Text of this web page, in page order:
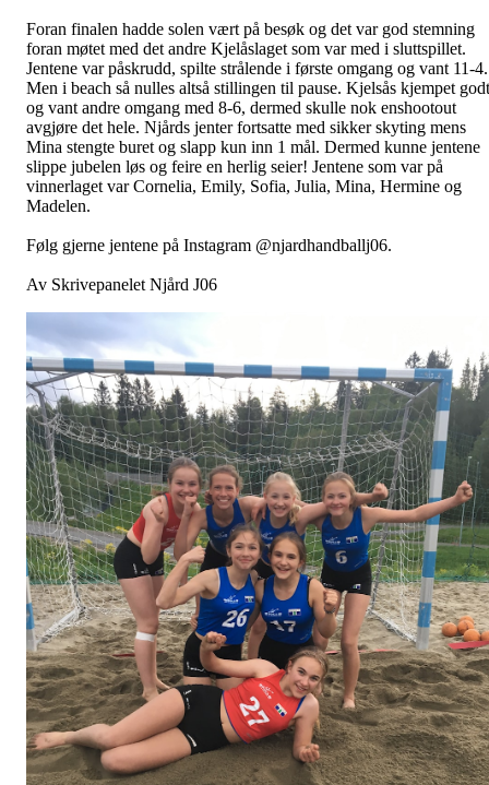
Foran finalen hadde solen vært på besøk og det var god stemning
foran møtet med det andre Kjelåslaget som var med i sluttspillet.
Jentene var påskrudd, spilte strålende i første omgang og vant 11-4.
Men i beach så nulles altså stillingen til pause. Kjelsås kjempet godt
og vant andre omgang med 8-6, dermed skulle nok enshootout
avgjøre det hele. Njårds jenter fortsatte med sikker skyting mens
Mina stengte buret og slapp kun inn 1 mål. Dermed kunne jentene
slippe jubelen løs og feire en herlig seier! Jentene som var på
vinnerlaget var Cornelia, Emily, Sofia, Julia, Mina, Hermine og
Madelen.
Følg gjerne jentene på Instagram @njardhandballj06.
Av Skrivepanelet Njård J06